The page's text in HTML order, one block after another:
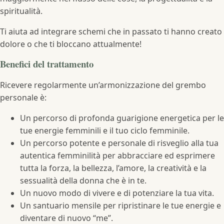
spiritualità.
Ti aiuta ad integrare schemi che in passato ti hanno creato
dolore o che ti bloccano attualmente!
Benefici del trattamento
Ricevere regolarmente un’armonizzazione del grembo
personale è:
Un percorso di profonda guarigione energetica per le
tue energie femminili e il tuo ciclo femminile.
Un percorso potente e personale di risveglio alla tua
autentica femminilità per abbracciare ed esprimere
tutta la forza, la bellezza, l’amore, la creatività e la
sessualità della donna che è in te.
Un nuovo modo di vivere e di potenziare la tua vita.
Un santuario mensile per ripristinare le tue energie e
diventare di nuovo “me”.